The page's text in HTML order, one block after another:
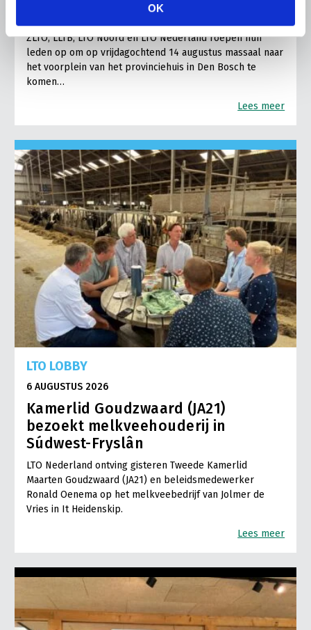
OK
pluimveehouders
ZLTO, LLTB, LTO Noord en LTO Nederland roepen hun
leden op om op vrijdagochtend 14 augustus massaal naar
het voorplein van het provinciehuis in Den Bosch te
komen…
Lees meer
LTO LOBBY
6 AUGUSTUS 2026
Kamerlid Goudzwaard (JA21)
bezoekt melkveehouderij in
Súdwest-Fryslân
LTO Nederland ontving gisteren Tweede Kamerlid
Maarten Goudzwaard (JA21) en beleidsmedewerker
Ronald Oenema op het melkveebedrijf van Jolmer de
Vries in It Heidenskip.
Lees meer